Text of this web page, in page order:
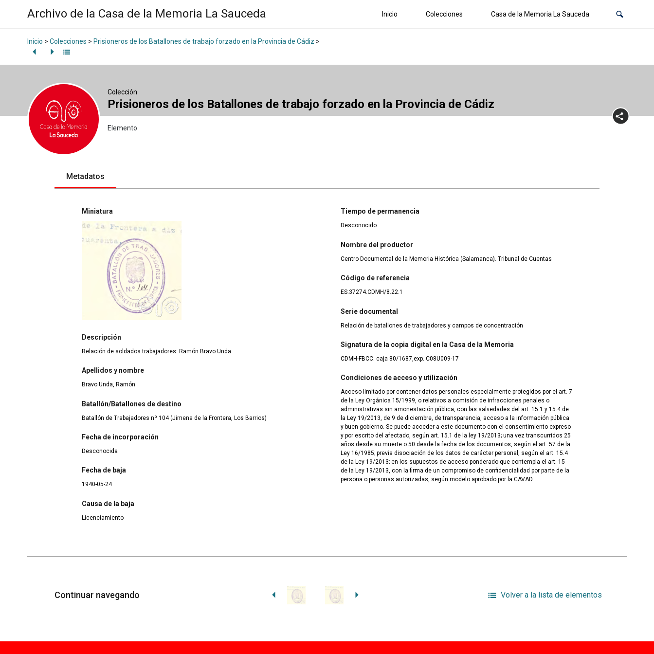
Archivo de la Casa de la Memoria La Sauceda Inicio Colecciones Casa de la Memoria La Sauceda
Inicio > Colecciones > Prisioneros de los Batallones de trabajo forzado en la Provincia de Cádiz >
Colección
Prisioneros de los Batallones de trabajo forzado en la Provincia de Cádiz
Elemento
Metadatos
Miniatura
Descripción
Relación de soldados trabajadores: Ramón Bravo Unda
Apellidos y nombre
Bravo Unda, Ramón
Batallón/Batallones de destino
Batallón de Trabajadores nº 104 (Jimena de la Frontera, Los Barrios)
Fecha de incorporación
Desconocida
Fecha de baja
1940-05-24
Causa de la baja
Licenciamiento
Tiempo de permanencia
Desconocido
Nombre del productor
Centro Documental de la Memoria Histórica (Salamanca). Tribunal de Cuentas
Código de referencia
ES.37274.CDMH/8.22.1
Serie documental
Relación de batallones de trabajadores y campos de concentración
Signatura de la copia digital en la Casa de la Memoria
CDMH-FBCC. caja 80/1687,exp. C08U009-17
Condiciones de acceso y utilización
Acceso limitado por contener datos personales especialmente protegidos por el art. 7
de la Ley Orgánica 15/1999, o relativos a comisión de infracciones penales o
administrativas sin amonestación pública, con las salvedades del art. 15.1 y 15.4 de
la Ley 19/2013, de 9 de diciembre, de transparencia, acceso a la información pública
y buen gobierno. Se puede acceder a este documento con el consentimiento expreso
y por escrito del afectado, según art. 15.1 de la ley 19/2013; una vez transcurridos 25
años desde su muerte o 50 desde la fecha de los documentos, según el art. 57 de la
Ley 16/1985; previa disociación de los datos de carácter personal, según el art. 15.4
de la Ley 19/2013; en los supuestos de acceso ponderado que contempla el art. 15
de la Ley 19/2013, con la firma de un compromiso de confidencialidad por parte de la
persona o personas autorizadas, según modelo aprobado por la CAVAD.
Continuar navegando Volver a la lista de elementos